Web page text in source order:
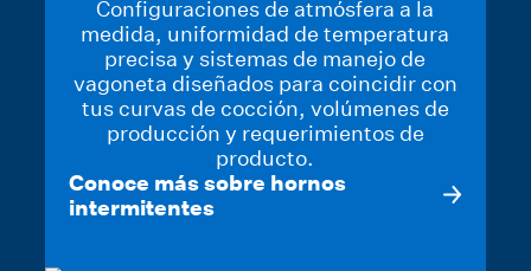
Configuraciones de atmósfera a la
medida, uniformidad de temperatura
precisa y sistemas de manejo de
vagoneta diseñados para coincidir con
tus curvas de cocción, volúmenes de
producción y requerimientos de
producto.
Conoce más sobre hornos
intermitentes